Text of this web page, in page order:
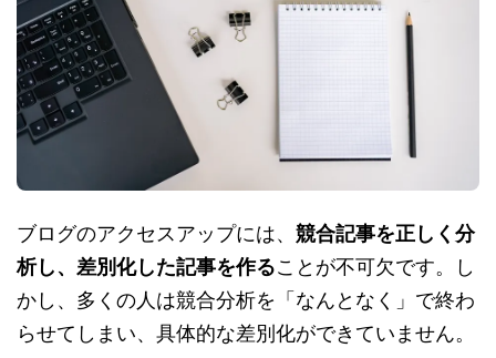
ブログのアクセスアップには、 競合記事を正しく分
析し、差別化した記事を作ることが不可欠です。し
かし、多くの人は競合分析を「なんとなく」で終わ
らせてしまい、具体的な差別化ができていません。